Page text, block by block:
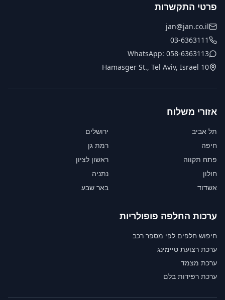
פרטי התקשרות
jan@jan.co.il
03-6363111
WhatsApp: 058-6363113
10 Hamasger St., Tel Aviv, Israel
אזורי משלוח
תל אביב
ירושלים
חיפה
רמת גן
פתח תקווה
ראשון לציון
חולון
נתניה
אשדוד
באר שבע
ערכות החלפה פופולריות
חיפוש חלפים לפי מספר רכב
ערכת רצועת טיימינג
ערכת מצמד
ערכת רפידות בלם